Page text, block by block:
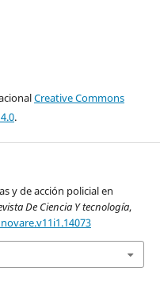
Creative Commons
.
y de acción policial en
De Ciencia Y tecnología,